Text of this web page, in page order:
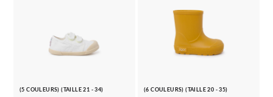
(5 COULEURS) (TAILLE 21 - 34) (6 COULEURS) (TAILLE 20 - 35)